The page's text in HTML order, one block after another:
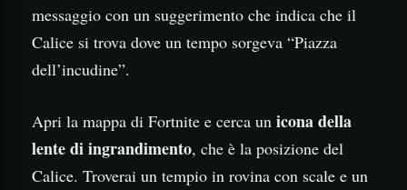
messaggio con un suggerimento che indica che il
Calice si trova dove un tempo sorgeva “Piazza
dell’incudine”.
Apri la mappa di Fortnite e cerca un icona della
lente di ingrandimento, che è la posizione del
Calice. Troverai un tempio in rovina con scale e un